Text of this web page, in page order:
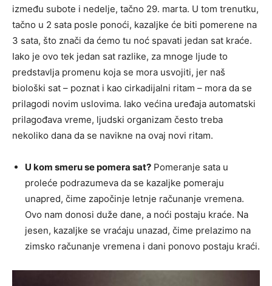
između subote i nedelje, tačno 29. marta. U tom trenutku,
tačno u 2 sata posle ponoći, kazaljke će biti pomerene na
3 sata, što znači da ćemo tu noć spavati jedan sat kraće.
Iako je ovo tek jedan sat razlike, za mnoge ljude to
predstavlja promenu koja se mora usvojiti, jer naš
biološki sat – poznat i kao cirkadijalni ritam – mora da se
prilagodi novim uslovima. Iako većina uređaja automatski
prilagođava vreme, ljudski organizam često treba
nekoliko dana da se navikne na ovaj novi ritam.
U kom smeru se pomera sat? Pomeranje sata u
proleće podrazumeva da se kazaljke pomeraju
unapred, čime započinje letnje računanje vremena.
Ovo nam donosi duže dane, a noći postaju kraće. Na
jesen, kazaljke se vraćaju unazad, čime prelazimo na
zimsko računanje vremena i dani ponovo postaju kraći.